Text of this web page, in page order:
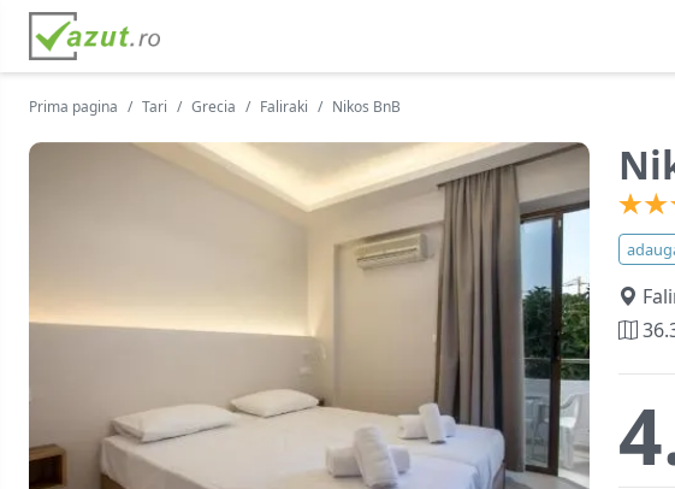
Prima pagina Tari Grecia Faliraki Nikos BnB